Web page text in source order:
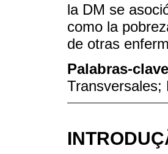
la DM se
como la
de otras
Palabras-
Transversales;